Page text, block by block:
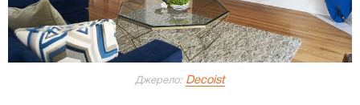
Джерело: Decoist